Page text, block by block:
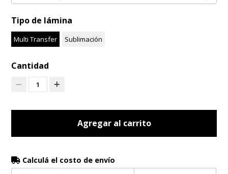
Tipo de lámina
Multi Transfer Sublimación
Cantidad
1
Agregar al carrito
Calculá el costo de envío